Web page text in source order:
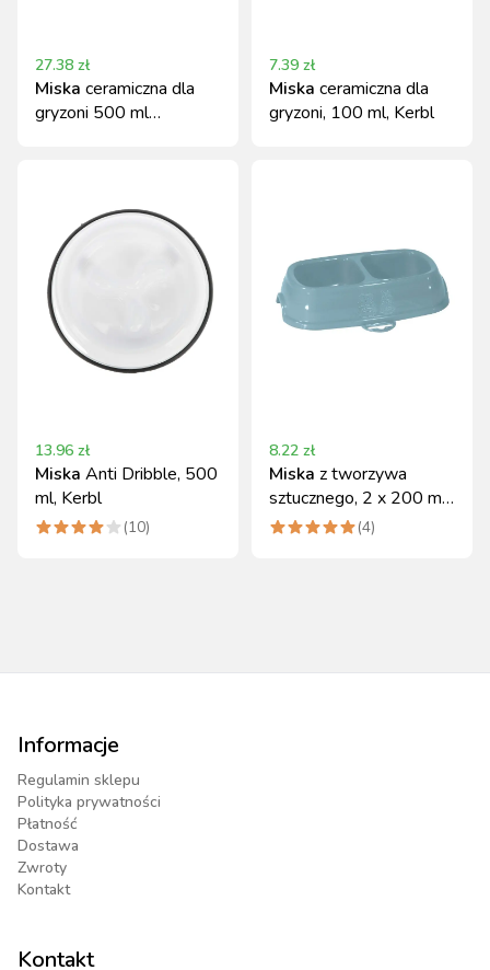
27.38 zł
Miska ceramiczna dla
gryzoni 500 ml
7.39 zł
Miska ceramiczna dla
gryzoni, 100 ml, Kerbl
13.96 zł
Miska Anti Dribble, 500
ml, Kerbl
(10)
8.22 zł
Miska z tworzywa
sztucznego, 2 x 200 ml,
Kerbl
(4)
Informacje
Regulamin sklepu
Polityka prywatności
Płatność
Dostawa
Zwroty
Kontakt
Kontakt